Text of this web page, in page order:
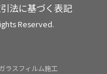
法に基づく表記
Reserved.
ラスフィルム施工